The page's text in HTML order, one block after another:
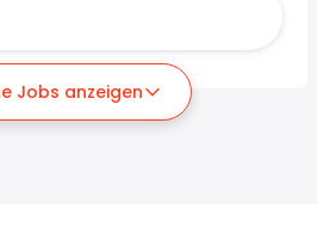
Jobs anzeigen